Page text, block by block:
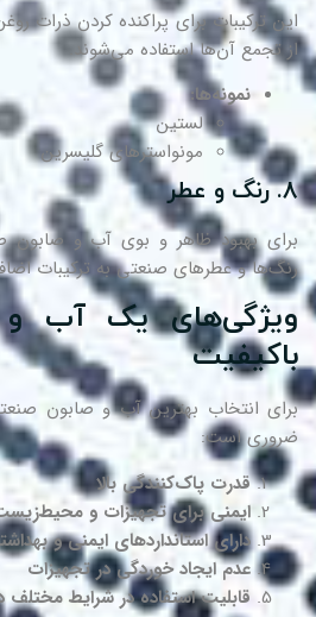
ترکیبات برای پراکنده کردن ذرات
تجمع آن‌ها استفاده می‌شوند.
نمونه‌ها:
لستین
مونواسترهای گلیسرین
رنگ و عطر
بهبود ظاهر و بوی آب و صابون
و عطرهای صنعتی به ترکیبات اضافه
یک آب و
انتخاب بهترین آب و صابون صنعتی،
است:
قدرت پاک‌کنندگی بالا
ایمنی برای تجهیزات و محیط‌زیست
دارای استانداردهای ایمنی و بهداشتی
عدم ایجاد خوردگی در تجهیزات
قابلیت استفاده در شرایط مختلف